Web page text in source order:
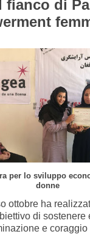
fianco di
per lo sviluppo
donne
ottobre ha
di sostenere
e coraggio